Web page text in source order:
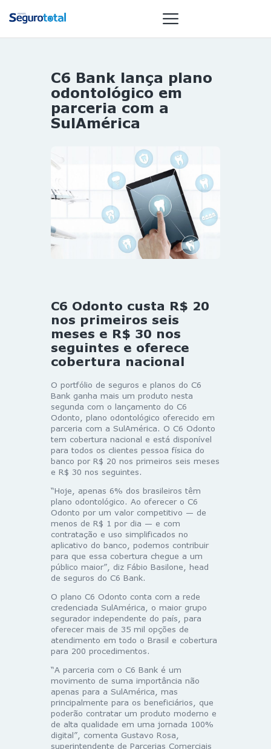
NOTÍCIAS
REVISTA
ESPECIAIS
ST SUMMIT
MULHERES
GESTORAS
HOMEST
HOME
C6 Bank lança plano
odontológico em
parceria com a
SulAmérica
C6 Odonto custa R$ 20
nos primeiros seis
meses e R$ 30 nos
seguintes e oferece
cobertura nacional
O portfólio de seguros e planos do C6
Bank ganha mais um produto nesta
segunda com o lançamento do C6
Odonto, plano odontológico oferecido em
parceria com a SulAmérica. O C6 Odonto
tem cobertura nacional e está disponível
para todos os clientes pessoa física do
banco por R$ 20 nos primeiros seis meses
e R$ 30 nos seguintes.
“Hoje, apenas 6% dos brasileiros têm
plano odontológico. Ao oferecer o C6
Odonto por um valor competitivo — de
menos de R$ 1 por dia — e com
contratação e uso simplificados no
aplicativo do banco, podemos contribuir
para que essa cobertura chegue a um
público maior”, diz Fábio Basilone, head
de seguros do C6 Bank.
O plano C6 Odonto conta com a rede
credenciada SulAmérica, o maior grupo
segurador independente do país, para
oferecer mais de 35 mil opções de
atendimento em todo o Brasil e cobertura
para 200 procedimentos.
“A parceria com o C6 Bank é um
movimento de suma importância não
apenas para a SulAmérica, mas
principalmente para os beneficiários, que
poderão contratar um produto moderno e
de alta qualidade em uma jornada 100%
digital”, comenta Gustavo Rosa,
superintendente de Parcerias Comerciais